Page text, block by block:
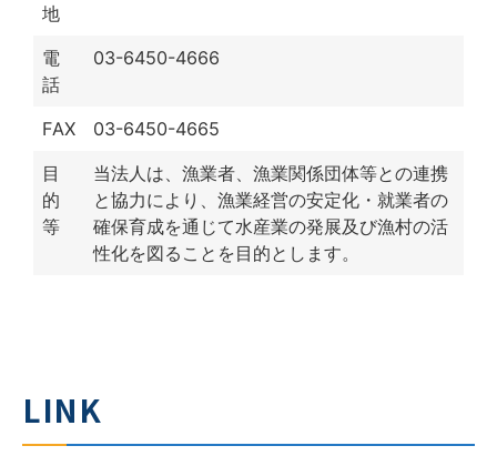
地
電
話
03-6450-4666
FAX
03-6450-4665
目
的
等
当法人は、漁業者、漁業関係団体等との連携
と協力により、漁業経営の安定化・就業者の
確保育成を通じて水産業の発展及び漁村の活
性化を図ることを目的とします。
LINK